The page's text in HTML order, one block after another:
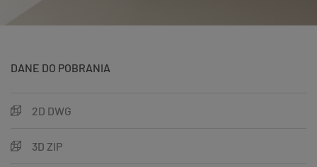
DANE DO POBRANIA
2D DWG
3D ZIP